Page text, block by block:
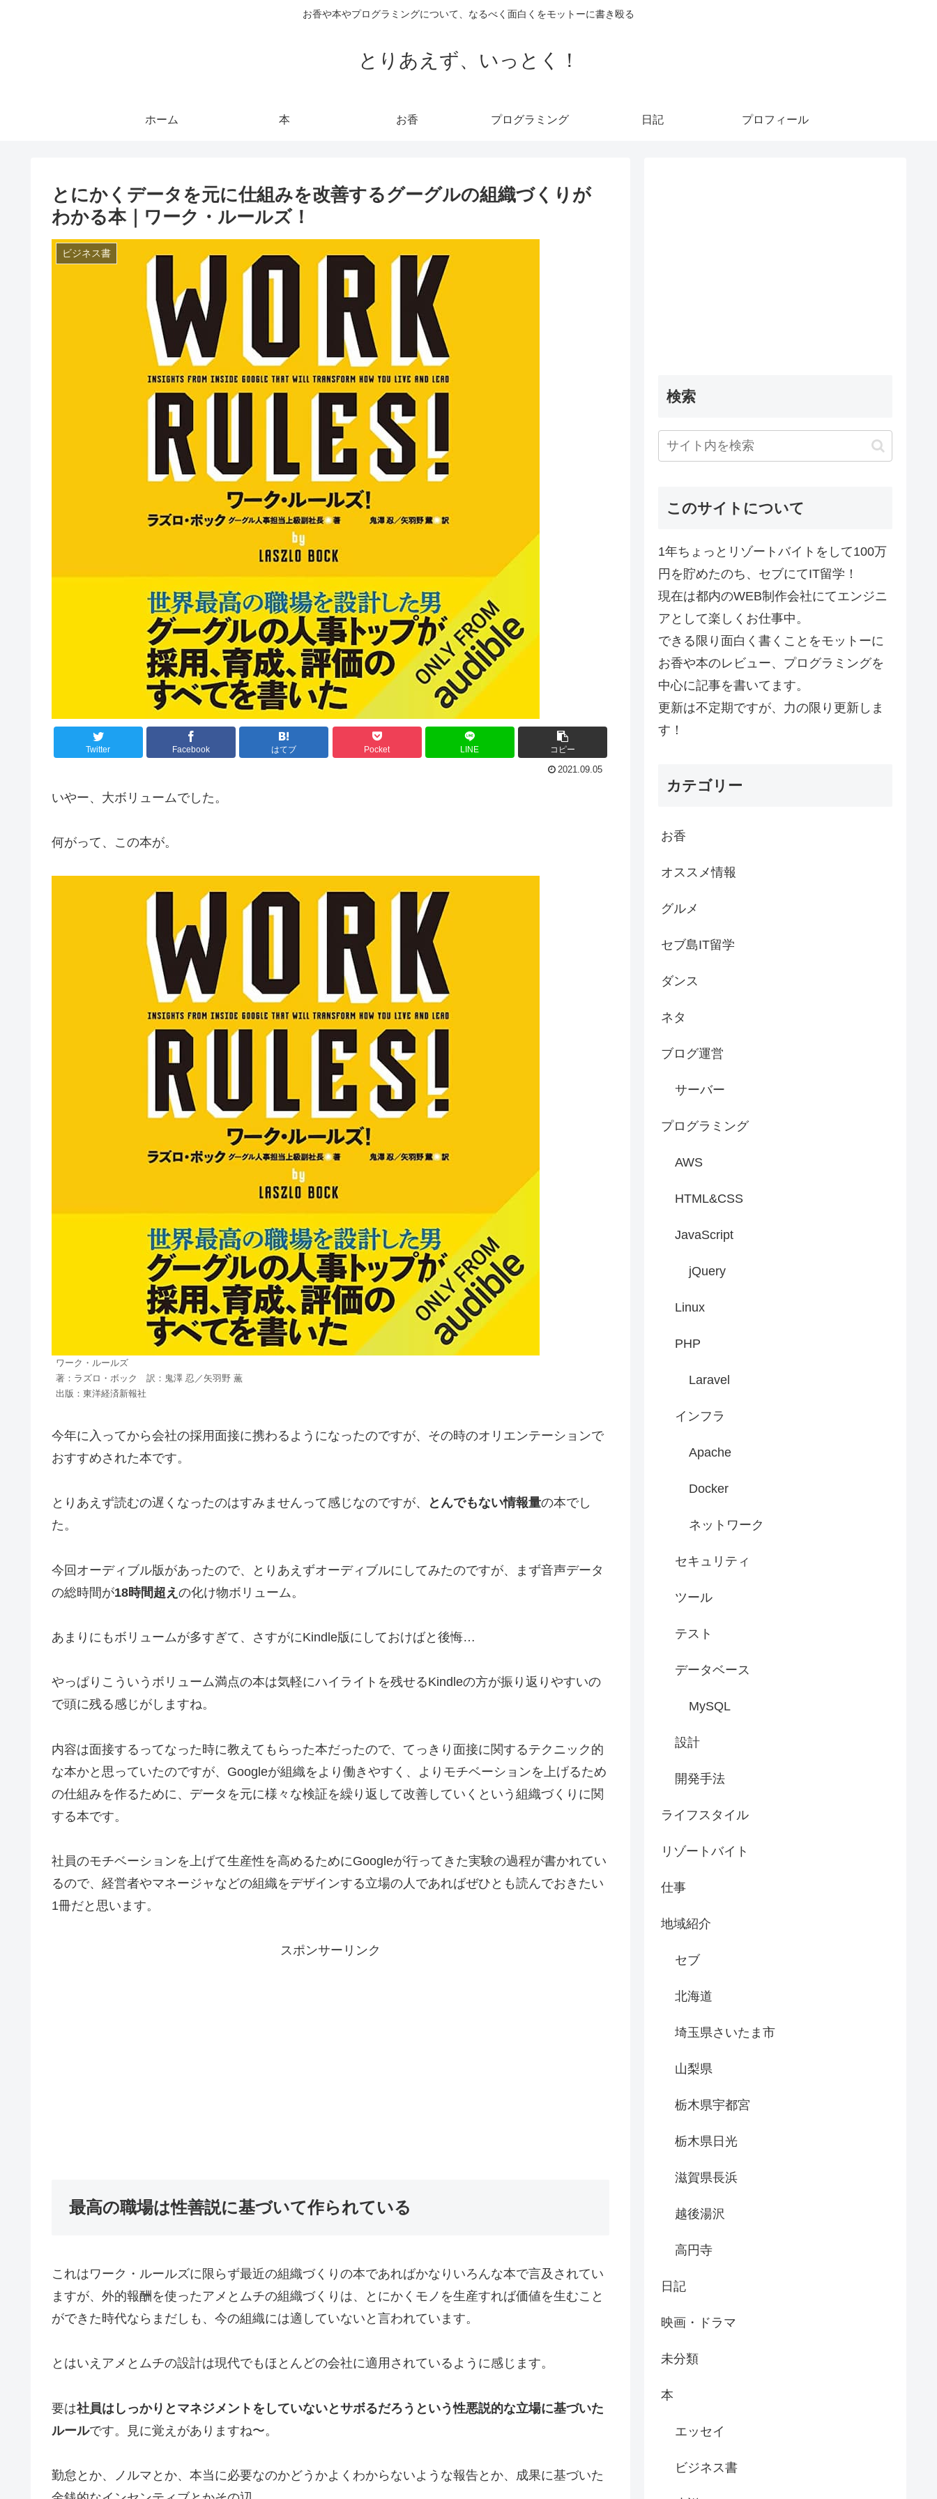
お香や本やプログラミングについて、なるべく面白くをモットーに書き殴る
とりあえず、いっとく！
ホーム 本 お香 プログラミング 日記 プロフィール
とにかくデータを元に仕組みを改善するグーグルの組織づくりが
わかる本｜ワーク・ルールズ！
ビジネス書
Twitter Facebook はてブ Pocket LINE コピー
2021.09.05
いやー、大ボリュームでした。
何がって、この本が。
ワーク・ルールズ
著：ラズロ・ボック 訳：鬼澤 忍／矢羽野 薫
出版：東洋経済新報社
今年に入ってから会社の採用面接に携わるようになったのですが、その時のオリエンテーションで
おすすめされた本です。
とりあえず読むの遅くなったのはすみませんって感じなのですが、 とんでもない情報量の本でし
た。
今回オーディブル版があったので、とりあえずオーディブルにしてみたのですが、まず音声データ
の総時間が18時間超え の化け物ボリューム。
あまりにもボリュームが多すぎて、さすがにKindle版にしておけばと後悔…
やっぱりこういうボリューム満点の本は気軽にハイライトを残せるKindleの方が振り返りやすいの
で頭に残る感じがしますね。
内容は面接するってなった時に教えてもらった本だったので、てっきり面接に関するテクニック的
な本かと思っていたのですが、Googleが組織をより働きやすく、よりモチベーションを上げるため
の仕組みを作るために、データを元に様々な検証を繰り返して改善していくという組織づくりに関
する本です。
社員のモチベーションを上げて生産性を高めるためにGoogleが行ってきた実験の過程が書かれてい
るので、経営者やマネージャなどの組織をデザインする立場の人であればぜひとも読んでおきたい
1冊だと思います。
スポンサーリンク
最高の職場は性善説に基づいて作られている
これはワーク・ルールズに限らず最近の組織づくりの本であればかなりいろんな本で言及されてい
ますが、外的報酬を使ったアメとムチの組織づくりは、とにかくモノを生産すれば価値を生むこと
ができた時代ならまだしも、今の組織には適していないと言われています。
とはいえアメとムチの設計は現代でもほとんどの会社に適用されているように感じます。
要は社員はしっかりとマネジメントをしていないとサボるだろうという性悪説的な立場に基づいた
ルールです。見に覚えがありますね〜。
勤怠とか、ノルマとか、本当に必要なのかどうかよくわからないような報告とか、成果に基づいた
検索
このサイトについて
1年ちょっとリゾートバイトをして100万
円を貯めたのち、セブにてIT留学！
現在は都内のWEB制作会社にてエンジニ
アとして楽しくお仕事中。
できる限り面白く書くことをモットーに
お香や本のレビュー、プログラミングを
中心に記事を書いてます。
更新は不定期ですが、力の限り更新しま
す！
カテゴリー
お香
オススメ情報
グルメ
セブ島IT留学
ダンス
ネタ
ブログ運営
サーバー
プログラミング
AWS
HTML&CSS
JavaScript
jQuery
Linux
PHP
Laravel
インフラ
Apache
Docker
ネットワーク
セキュリティ
ツール
テスト
データベース
MySQL
設計
開発手法
ライフスタイル
リゾートバイト
仕事
地域紹介
セブ
北海道
埼玉県さいたま市
山梨県
栃木県宇都宮
栃木県日光
滋賀県長浜
越後湯沢
高円寺
日記
映画・ドラマ
未分類
本
エッセイ
ビジネス書